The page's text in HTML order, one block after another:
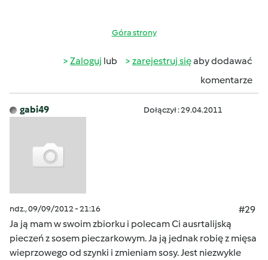
Góra strony
Zaloguj lub zarejestruj sięaby dodawać
komentarze
gabi49 Dołączył : 29.04.2011
ndz., 09/09/2012 - 21:16
#29
Ja ją mam w swoim zbiorku i polecam Ci ausrtalijską
pieczeń z sosem pieczarkowym. Ja ją jednak robię z mięsa
wieprzowego od szynki i zmieniam sosy. Jest niezwykle